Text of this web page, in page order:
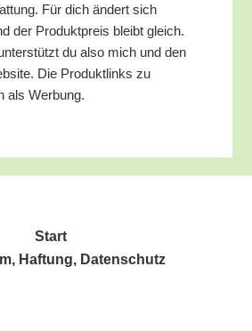
Für dich ändert sich
der Pro­dukt­preis bleibt gleich.
du also mich und den
Die Pro­dukt­links zu
als Werbung.
Start
Haf­tung, Datenschutz